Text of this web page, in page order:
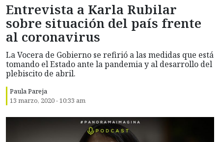
Entrevista a Karla Rubilar
sobre situación del país frente
al coronavirus
La Vocera de Gobierno se refirió a las medidas que está
tomando el Estado ante la pandemia y al desarrollo del
plebiscito de abril.
Paula Pareja
13 marzo, 2020 - 10:33 am